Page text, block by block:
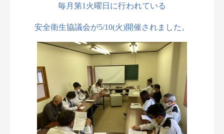
毎月第1火曜日に行われている
安全衛生協議会が5/10(火)開催されました。